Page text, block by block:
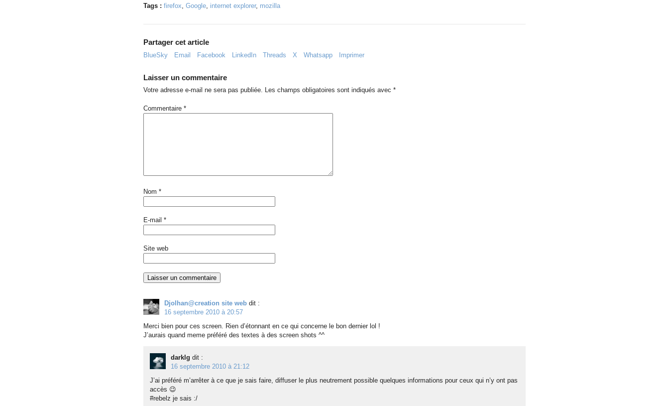
Tags : firefox, Google, internet explorer, mozilla
Partager cet article
BlueSky Email Facebook LinkedIn Threads X Whatsapp Imprimer
Laisser un commentaire
Votre adresse e-mail ne sera pas publiée. Les champs obligatoires sont indiqués avec *
Commentaire *
Nom *
E-mail *
Site web
Djolhan@creation site web dit :
16 septembre 2010 à 20:57
Merci bien pour ces screen. Rien d’étonnant en ce qui concerne le bon dernier lol !
J’aurais quand meme préféré des textes à des screen shots ^^
darklg dit :
16 septembre 2010 à 21:12
J’ai préféré m’arrêter à ce que je sais faire, diffuser le plus neutrement possible quelques informations pour ceux qui n’y ont pas
accès 😉
#rebelz je sais :/